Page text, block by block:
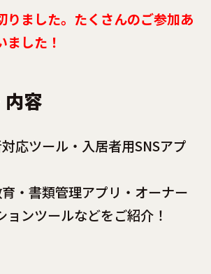
りました。たくさんのご参加あ
ました！
内容
応ツール・入居者用SNSアプ
・書類管理アプリ・オーナー
ョンツールなどをご紹介！